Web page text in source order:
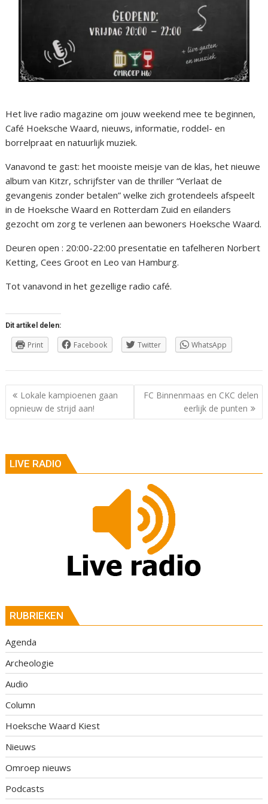
Het live radio magazine om jouw weekend mee te beginnen,
Café Hoeksche Waard, nieuws, informatie, roddel- en
borrelpraat en natuurlijk muziek.
Vanavond te gast: het mooiste meisje van de klas, het nieuwe
album van Kitzr, schrijfster van de thriller “Verlaat de
gevangenis zonder betalen” welke zich grotendeels afspeelt
in de Hoeksche Waard en Rotterdam Zuid en eilanders
gezocht om zorg te verlenen aan bewoners Hoeksche Waard.
Deuren open : 20:00-22:00 presentatie en tafelheren Norbert
Ketting, Cees Groot en Leo van Hamburg.
Tot vanavond in het gezellige radio café.
Dit artikel delen:
Print Facebook Twitter WhatsApp
Berichtnavigatie
Lokale kampioenen gaan
opnieuw de strijd aan!
FC Binnenmaas en CKC delen
eerlijk de punten
LIVE RADIO
RUBRIEKEN
Agenda
Archeologie
Audio
Column
Hoeksche Waard Kiest
Nieuws
Omroep nieuws
Podcasts